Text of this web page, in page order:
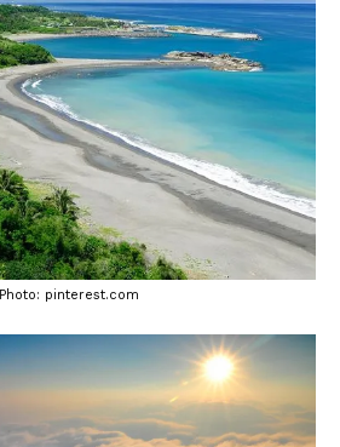
Photo: pinterest.com